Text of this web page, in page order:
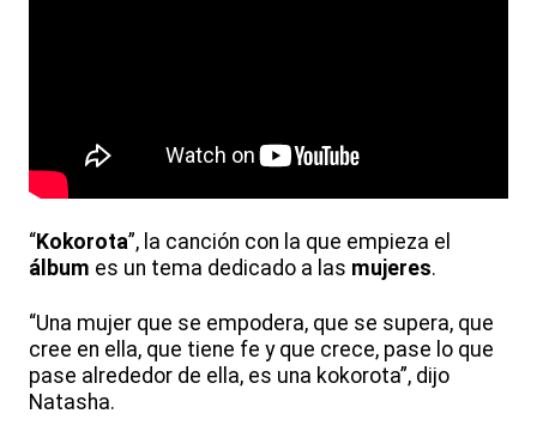
“Kokorota”, la canción con la que empieza el
álbum es un tema dedicado a las mujeres.
“Una mujer que se empodera, que se supera, que
cree en ella, que tiene fe y que crece, pase lo que
pase alrededor de ella, es una kokorota”, dijo
Natasha.